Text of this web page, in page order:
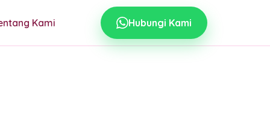
Kami Hubungi Kami